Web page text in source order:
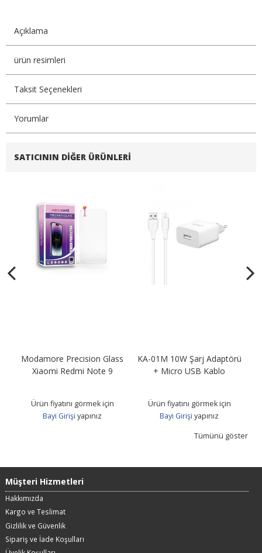
Açıklama
ürün resimleri
Taksit Seçenekleri
Yorumlar
SATICININ DIĞER ÜRÜNLERI
Modamore Precision Glass
Xiaomi Redmi Note 9
Ürün fiyatını görmek için
Bayi Girişi yapınız
KA-01M 10W Şarj Adaptörü
+ Micro USB Kablo
Ürün fiyatını görmek için
Bayi Girişi yapınız
Tümünü göster
Müşteri Hizmetleri
Hakkımızda
Kargo ve Teslimat
Gizlilik ve Güvenlik
Sipariş ve İade Koşulları